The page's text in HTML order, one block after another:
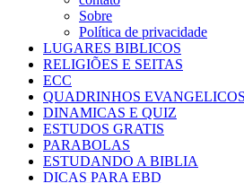
Sobre
Política de privacidade
LUGARES BIBLICOS
RELIGIÕES E SEITAS
ECC
QUADRINHOS EVANGELICOS
DINAMICAS E QUIZ
ESTUDOS GRATIS
PARABOLAS
ESTUDANDO A BIBLIA
DICAS PARA EBD